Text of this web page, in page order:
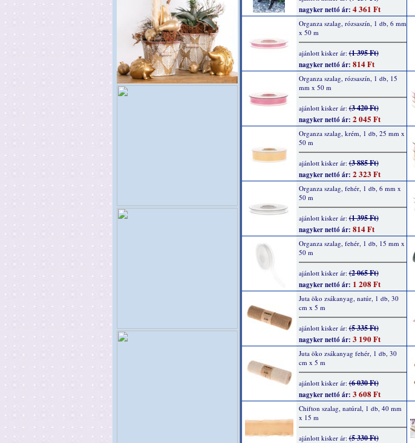
nagyker nettó ár: 4 361 Ft
Organza szalag, rózsaszín, 1 db, 6 mm
x 50 m
ajánlott kisker ár:(1 395 Ft)
nagyker nettó ár: 814 Ft
Organza szalag, rózsaszín, 1 db, 15
mm x 50 m
ajánlott kisker ár:(3 420 Ft)
nagyker nettó ár: 2 045 Ft
Organza szalag, krém, 1 db, 25 mm x
50 m
ajánlott kisker ár:(3 885 Ft)
nagyker nettó ár: 2 323 Ft
Organza szalag, fehér, 1 db, 6 mm x
50 m
ajánlott kisker ár:(1 395 Ft)
nagyker nettó ár: 814 Ft
Organza szalag, fehér, 1 db, 15 mm x
50 m
ajánlott kisker ár:(2 065 Ft)
nagyker nettó ár: 1 208 Ft
Juta öko zsákanyag, natúr, 1 db, 30
cm x 5 m
ajánlott kisker ár:(5 335 Ft)
nagyker nettó ár: 3 190 Ft
Juta öko zsákanyag fehér, 1 db, 30
cm x 5 m
ajánlott kisker ár:(6 030 Ft)
nagyker nettó ár: 3 608 Ft
Chifton szalag, natúral, 1 db, 40 mm
x 15 m
ajánlott kisker ár:(5 330 Ft)